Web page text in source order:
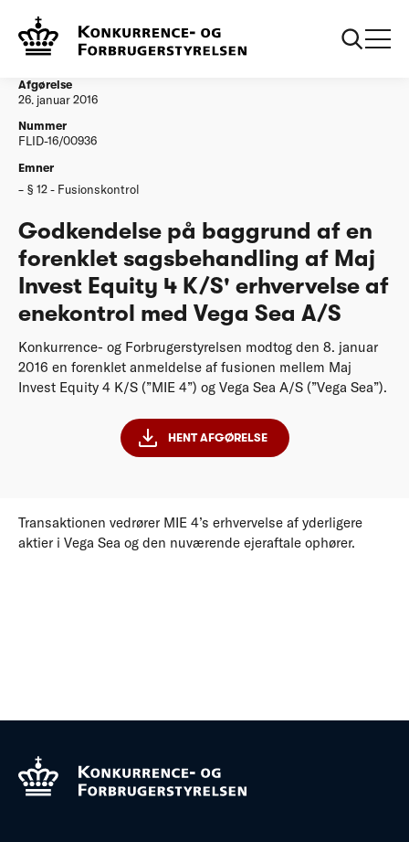
Afgørelser
Equity erhvervelse af enekontrol med Vega Sea
Afgørelse
26. januar 2016
Nummer
FLID-16/00936
Emner
§ 12 - Fusionskontrol
Godkendelse på baggrund af en
forenklet sagsbehandling af Maj
Invest Equity 4 K/S' erhvervelse af
enekontrol med Vega Sea A/S
Konkurrence- og Forbrugerstyrelsen modtog den 8. januar
2016 en forenklet anmeldelse af fusionen mellem Maj
Invest Equity 4 K/S (”MIE 4”) og Vega Sea A/S (”Vega Sea”).
HENT AFGØRELSE
Transaktionen vedrører MIE 4’s erhvervelse af yderligere
aktier i Vega Sea og den nuværende ejeraftale ophører.